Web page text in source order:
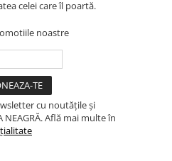
celei care îl poartă.
noastre
cu noutățile și
NEAGRĂ. Află mai multe în